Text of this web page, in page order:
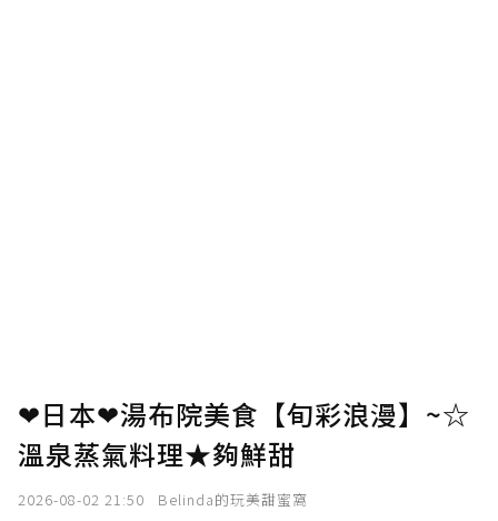
❤日本❤湯布院美食【旬彩浪漫】~☆
溫泉蒸氣料理★夠鮮甜
2026-08-02 21:50 Belinda的玩美甜蜜窩